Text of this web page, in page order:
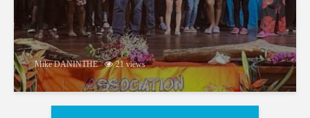
Mike DANINTHE 21 views